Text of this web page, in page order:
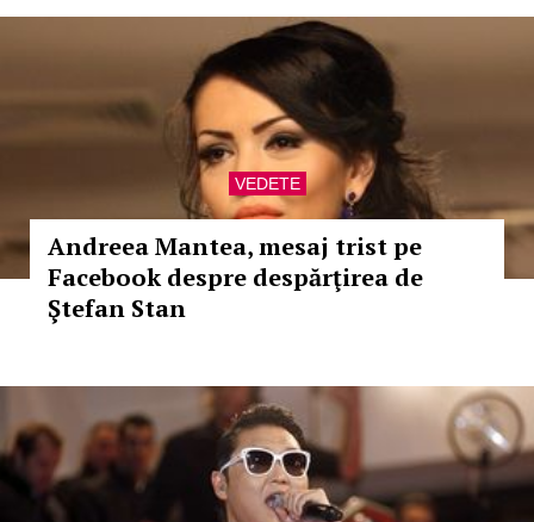
VEDETE
Andreea Mantea, mesaj trist pe
Facebook despre despărţirea de
Ştefan Stan